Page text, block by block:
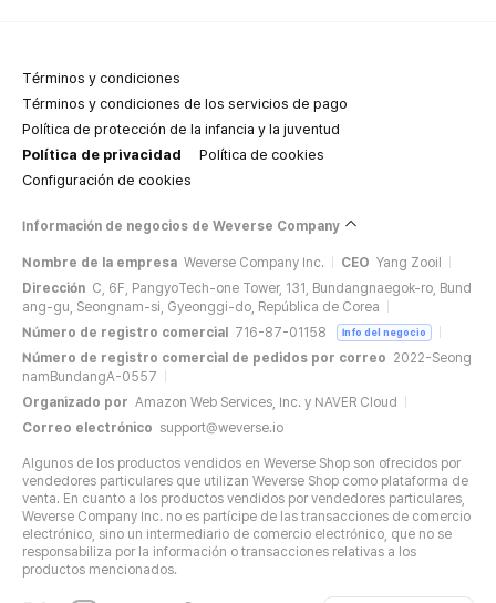
Términos y condiciones
Términos y condiciones de los servicios de pago
Política de protección de la infancia y la juventud
Política de privacidad
Política de cookies
Configuración de cookies
Información de negocios de Weverse Company
Nombre de la empresa Weverse Company Inc. CEO Yang Zooil
Dirección C, 6F, PangyoTech-one Tower, 131, Bundangnaegok-ro, Bund
ang-gu, Seongnam-si, Gyeonggi-do, República de Corea
Número de registro comercial
716-87-01158 Info del negocio
Número de registro comercial de pedidos por correo 2022-Seong
namBundangA-0557
Organizado por Amazon Web Services, Inc. y NAVER Cloud
Correo electrónico support@weverse.io
Algunos de los productos vendidos en Weverse Shop son ofrecidos por
vendedores particulares que utilizan Weverse Shop como plataforma de
venta. En cuanto a los productos vendidos por vendedores particulares,
Weverse Company Inc. no es partícipe de las transacciones de comercio
electrónico, sino un intermediario de comercio electrónico, que no se
responsabiliza por la información o transacciones relativas a los
productos mencionados.